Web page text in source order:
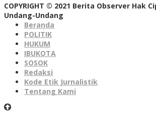
COPYRIGHT © 2021 Berita Observer Hak
Undang-Undang
Beranda
POLITIK
HUKUM
IBUKOTA
SOSOK
Redaksi
Kode Etik Jurnalistik
Tentang Kami